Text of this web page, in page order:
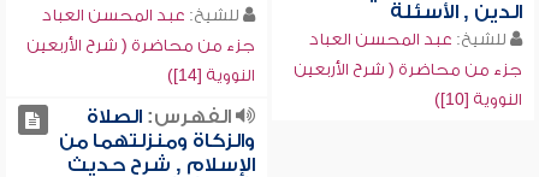
الدين , الأسئلة
للشيخ: عبد المحسن العباد
جزء من محاضرة ( شرح الأربعين
النووية [10])
للشيخ: عبد المحسن العباد
جزء من محاضرة ( شرح الأربعين
النووية [14])
الفهرس:الصلاة
والزكاة ومنزلتهما من
الإسلام , شرح حديث